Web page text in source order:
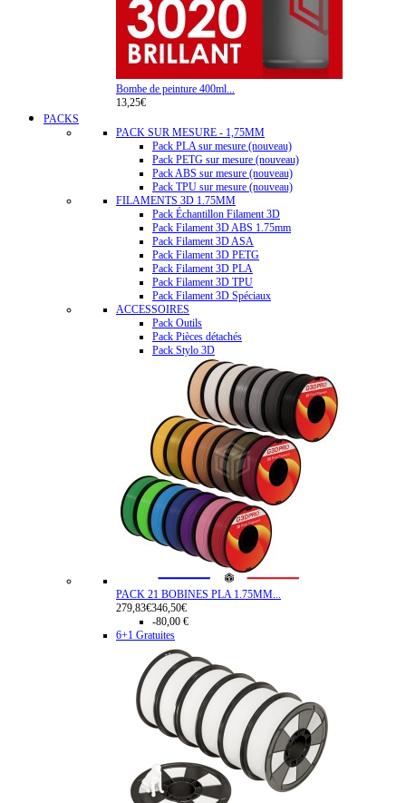
Bombe de peinture 400ml...
13,25€
PACKS
PACK SUR MESURE - 1,75MM
Pack PLA sur mesure (nouveau)
Pack PETG sur mesure (nouveau)
Pack ABS sur mesure (nouveau)
Pack TPU sur mesure (nouveau)
FILAMENTS 3D 1.75MM
Pack Échantillon Filament 3D
Pack Filament 3D ABS 1.75mm
Pack Filament 3D ASA
Pack Filament 3D PETG
Pack Filament 3D PLA
Pack Filament 3D TPU
Pack Filament 3D Spéciaux
ACCESSOIRES
Pack Outils
Pack Pièces détachés
Pack Stylo 3D
PACK 21 BOBINES PLA 1.75MM...
279,83€346,50€
-80,00 €
6+1 Gratuites